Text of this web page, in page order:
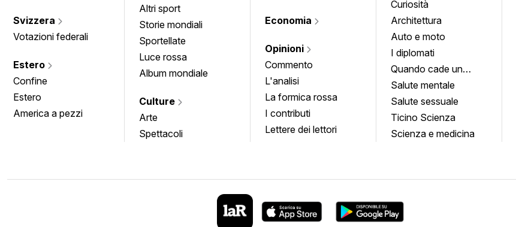
Svizzera
Votazioni federali
Estero
Confine
Estero
America a pezzi
Altri sport
Storie mondiali
Sportellate
Luce rossa
Album mondiale
Culture
Arte
Spettacoli
Economia
Opinioni
Commento
L'analisi
La formica rossa
I contributi
Lettere dei lettori
Curiosità
Architettura
Auto e moto
I diplomati
Quando cade un
quadro
Salute mentale
Salute sessuale
Ticino Scienza
Scienza e medicina